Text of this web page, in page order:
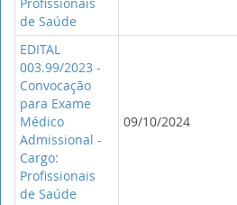
de Saúde
EDITAL
003.99/2023 -
Convocação
para Exame
Médico
Admissional -
Cargo:
Profissionais
de Saúde
09/10/2024